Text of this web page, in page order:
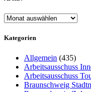
Archiv
Kategorien
Allgemein (435)
Arbeitsausschuss
Arbeitsausschuss
Braunschweig